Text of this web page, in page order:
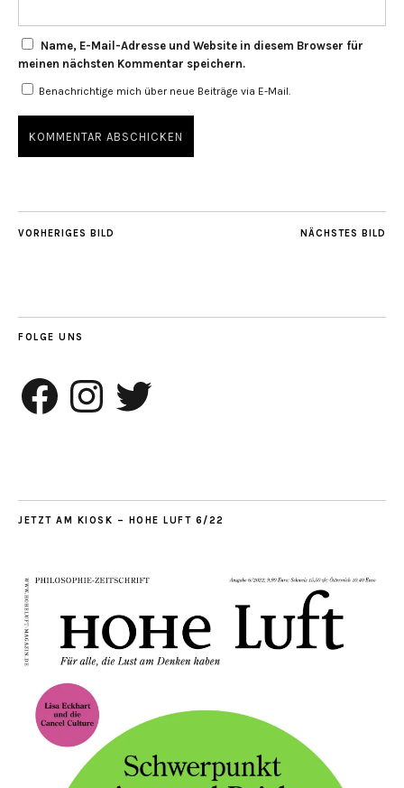
Name, E-Mail-Adresse und Website in diesem Browser für
meinen nächsten Kommentar speichern.
Benachrichtige mich über neue Beiträge via E-Mail.
NÄCHSTES BILD
VORHERIGES BILD
FOLGE UNS
Facebook InstagramTwitter
JETZT AM KIOSK – HOHE LUFT 6/22